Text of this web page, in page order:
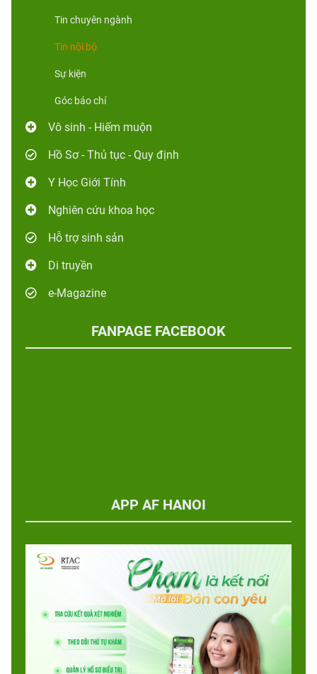
Tin chuyên ngành
Tin nội bộ
Sự kiện
Góc báo chí
Vô sinh - Hiếm muộn
Hồ Sơ - Thủ tục - Quy định
Y Học Giới Tính
Nghiên cứu khoa học
Hỗ trợ sinh sản
Di truyền
e-Magazine
FANPAGE FACEBOOK
APP AF HANOI